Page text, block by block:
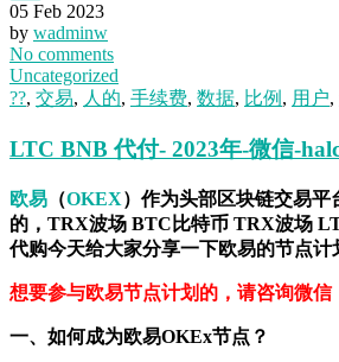
05 Feb 2023
by wadminw
No comments
Uncategorized
??, 交易, 人的, 手续费, 数据, 比例 , 用户,
LTC BNB 代付- 2023年-微信-
欧易 （OKEX）作为头部区块链交易平
的，TRX波场 BTC比特币 TRX波场
代购今天给大家分享一下欧易的节点计
想要参与欧易节点计划的，请咨询微信
一、如何成为欧易OKEx节点？